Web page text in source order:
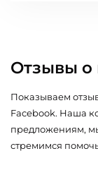
Отзывы о
Показываем
Facebook. Наша
предложениям,
стремимся